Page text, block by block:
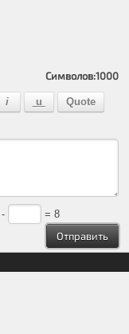
Символов:1000
= 8